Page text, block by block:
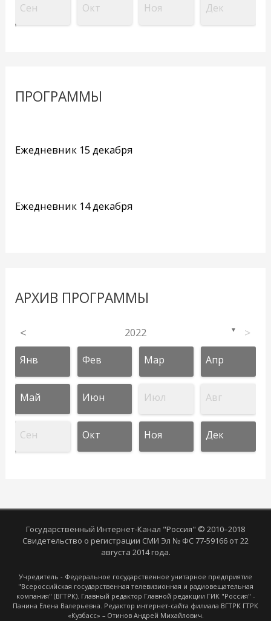
Сен Окт Ноя Дек
ПРОГРАММЫ
Ежедневник 15 декабря
Ежедневник 14 декабря
АРХИВ ПРОГРАММЫ
< 2022 ▼ >
Янв Фев Мар Апр
Май Июн Июл Авг
Сен Окт Ноя Дек
Государственный Интернет-Канал "Россия" © 2010–2018
Свидетельство о регистрации СМИ Эл № ФС 77-59166 от 22
августа 2014 года.
Учредитель - Федеральное государственное унитарное предприятие
"Всероссийская государственная телевизионная и радиовещательная
компания" (ВГТРК). Главный редактор Главной редакции ГИК "Россия" -
Панина Елена Валерьевна. Редактор интернет-сайта филиала ВГТРК ГТРК
«Кузбасс» – Отинов Андрей Михайлович.